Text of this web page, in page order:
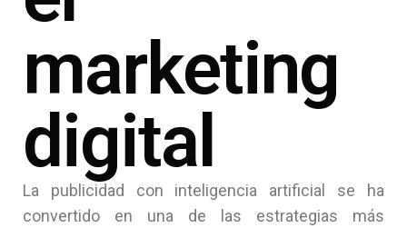
marketing
digital
La publicidad con inteligencia artificial se ha
convertido en una de las estrategias más